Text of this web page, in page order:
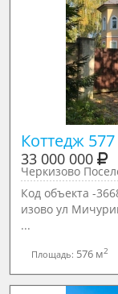
Коттедж
33 000 000
Черкизово
Код объекта -
изово ул
...
Площадь: 576 м2